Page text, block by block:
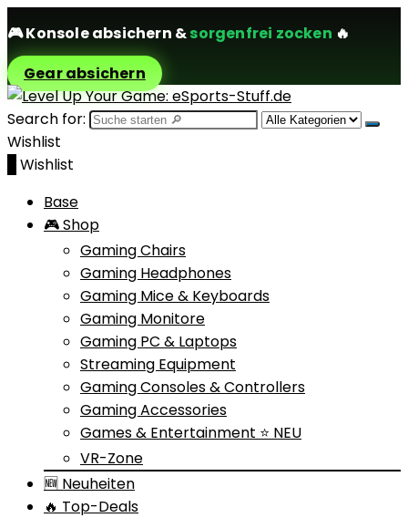
🎮Konsole absichern &sorgenfrei zocken 🔥
Gear absichern
Search for:
Wishlist
Wishlist
Base
🎮 Shop
Gaming Chairs
Gaming Headphones
Gaming Mice & Keyboards
Gaming Monitore
Gaming PC & Laptops
Streaming Equipment
Gaming Consoles & Controllers
Gaming Accessories
Games & Entertainment ⭐ NEU
VR-Zone
🆕 Neuheiten
🔥 Top-Deals